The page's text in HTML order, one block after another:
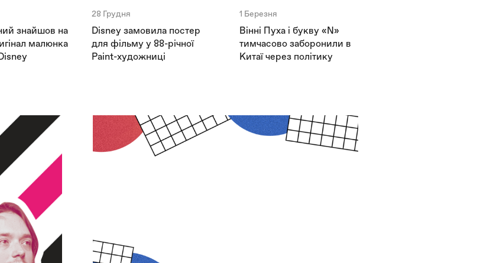
знайшов на
малюнка
28 Грудня
Disney замовила постер
для фільму у 88-річної
Paint-художниці
1 Березня
Вінні Пуха і букву «N»
тимчасово заборонили в
Китаї через політику